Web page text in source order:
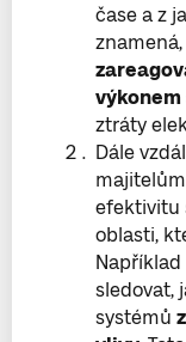
čase a z
znamená,
ztráty
Dále
efektivitu
oblasti,
sledovat,
systémů